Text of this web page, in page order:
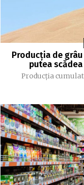
Producția de
putea
Producția